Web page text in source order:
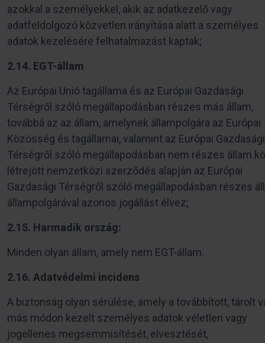
azokkal a személyekkel, akik az adatkezelő vagy
adatfeldolgozó közvetlen irányítása alatt a személyes
adatok kezelésére felhatalmazást kaptak;
2.14. EGT-állam
Az Európai Unió tagállama és az Európai Gazdasági
Térségről szóló megállapodásban részes más állam,
továbbá az az állam, amelynek állampolgára az Európai
Közösség és tagállamai, valamint az Európai Gazdasági
Térségről szóló megállapodásban nem részes állam
létrejött nemzetközi szerződés alapján az Európai
Gazdasági Térségről szóló megállapodásban részes
állampolgárával azonos jogállást élvez;
2.15. Harmadik ország:
Minden olyan állam, amely nem EGT-állam.
2.16. Adatvédelmi incidens
A biztonság olyan sérülése, amely a továbbított, tárolt
más módon kezelt személyes adatok véletlen vagy
jogellenes megsemmisítését, elvesztését,